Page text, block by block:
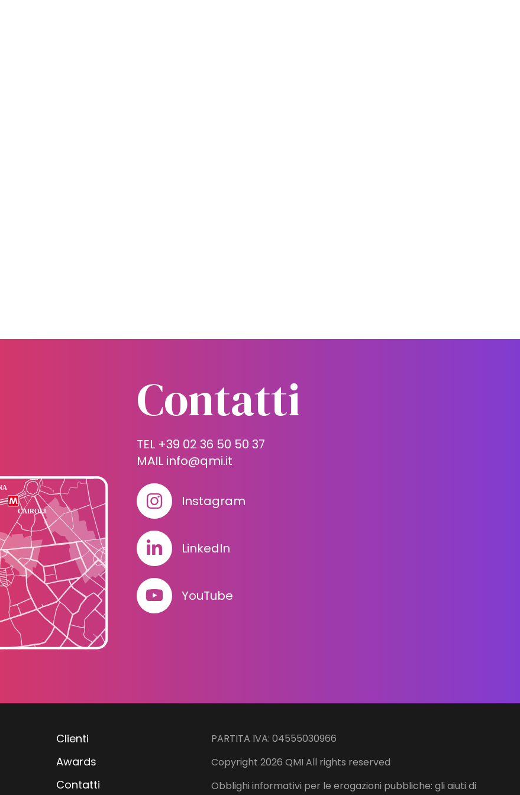
Contatti
TEL +39 02 36 50 50 37
MAIL info@qmi.it
Instagram
LinkedIn
YouTube
Clienti
Awards
Contatti
PARTITA IVA: 04555030966
Copyright 2026 QMI All rights reserved
Obblighi informativi per le erogazioni pubbliche: gli aiuti di